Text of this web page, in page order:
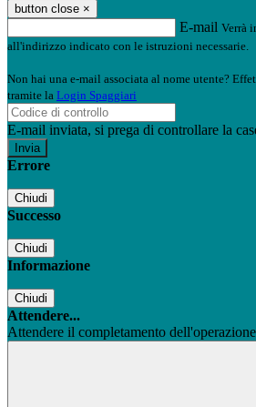
button close ×
E-mail Verrà
all'indirizzo indicato con le istruzioni necessarie.
Non hai una e-mail associata al nome utente?
tramite la Login Spaggiari
E-mail inviata, si prega di controllare la
Errore
Chiudi
Successo
Chiudi
Informazione
Chiudi
Attendere...
Attendere il completamento